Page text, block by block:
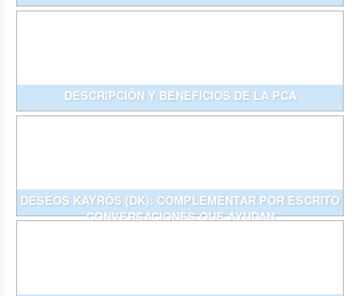
DESCRIPCIÓN Y BENEFICIOS DE LA PCA
DESEOS KAYRÓS (DK): COMPLEMENTAR POR ESCRITO
CONVERSACIONES QUE AYUDAN